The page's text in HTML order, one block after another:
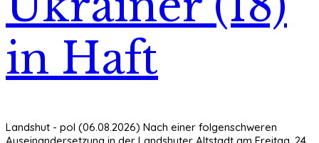
in Haft
Landshut - pol (06.08.2026) Nach einer folgenschweren